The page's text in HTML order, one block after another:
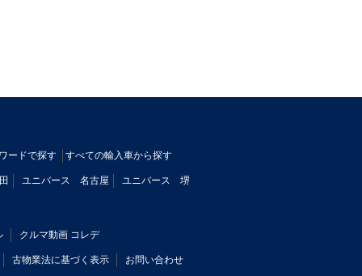
ードで探す すべての輸入車から探す
ユニバース 名古屋 ユニバース 堺
クルマ動画 コレデ
古物業法に基づく表示 お問い合わせ